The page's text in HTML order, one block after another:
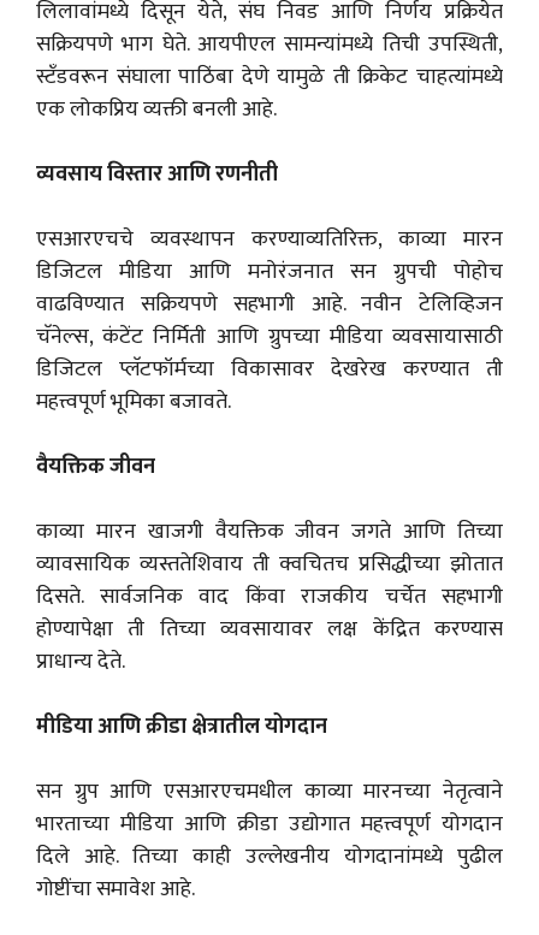
लिलावांमध्ये दिसून येते, संघ निवड आणि निर्णय प्रक्रियेत
सक्रियपणे भाग घेते. आयपीएल सामन्यांमध्ये तिची उपस्थिती,
स्टँडवरून संघाला पाठिंबा देणे यामुळे ती क्रिकेट चाहत्यांमध्ये
एक लोकप्रिय व्यक्ती बनली आहे.
व्यवसाय विस्तार आणि रणनीती
एसआरएचचे व्यवस्थापन करण्याव्यतिरिक्त, काव्या मारन
डिजिटल मीडिया आणि मनोरंजनात सन ग्रुपची पोहोच
वाढविण्यात सक्रियपणे सहभागी आहे. नवीन टेलिव्हिजन
चॅनेल्स, कंटेंट निर्मिती आणि ग्रुपच्या मीडिया व्यवसायासाठी
डिजिटल प्लॅटफॉर्मच्या विकासावर देखरेख करण्यात ती
महत्त्वपूर्ण भूमिका बजावते.
वैयक्तिक जीवन
काव्या मारन खाजगी वैयक्तिक जीवन जगते आणि तिच्या
व्यावसायिक व्यस्ततेशिवाय ती क्वचितच प्रसिद्धीच्या झोतात
दिसते. सार्वजनिक वाद किंवा राजकीय चर्चेत सहभागी
होण्यापेक्षा ती तिच्या व्यवसायावर लक्ष केंद्रित करण्यास
प्राधान्य देते.
मीडिया आणि क्रीडा क्षेत्रातील योगदान
सन ग्रुप आणि एसआरएचमधील काव्या मारनच्या नेतृत्वाने
भारताच्या मीडिया आणि क्रीडा उद्योगात महत्त्वपूर्ण योगदान
दिले आहे. तिच्या काही उल्लेखनीय योगदानांमध्ये पुढील
गोष्टींचा समावेश आहे.